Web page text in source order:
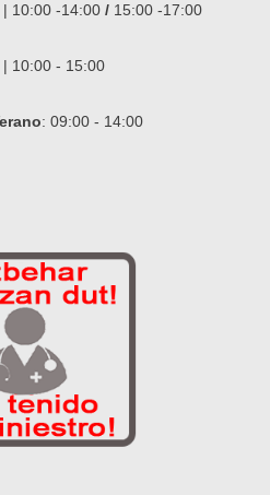
10:00 -14:00 / 15:00 -17:00
10:00 - 15:00
: 09:00 - 14:00